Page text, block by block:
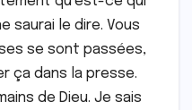
saurai le dire. Vous
se sont passées,
ça dans la presse.
de Dieu. Je sais